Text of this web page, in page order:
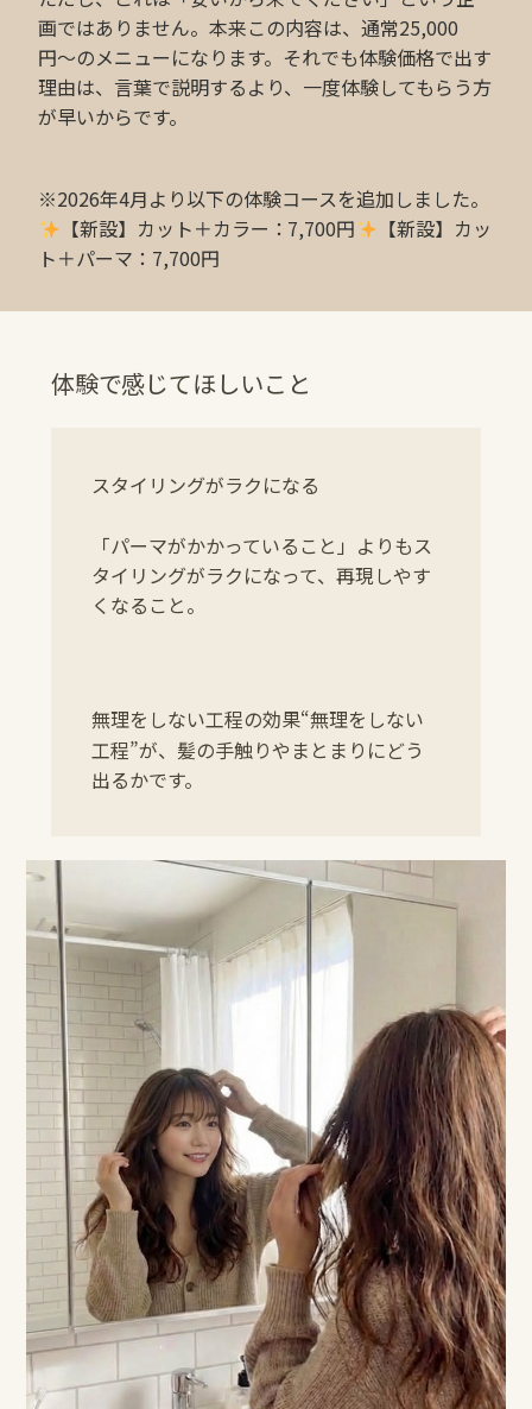
画ではありません。本来この内容は、通常25,000
円〜のメニューになります。それでも体験価格で出す
理由は、言葉で説明するより、一度体験してもらう方
が早いからです。
※2026年4月より以下の体験コースを追加しました。
【新設】カット＋カラー：7,700円
【新設】カッ
ト＋パーマ：7,700円
体験で感じてほしいこと
スタイリングがラクになる
「パーマがかかっていること」よりもス
タイリングがラクになって、再現しやす
くなること。
無理をしない⼯程の効果“無理をしない
⼯程”が、髪の⼿触りやまとまりにどう
出るかです。